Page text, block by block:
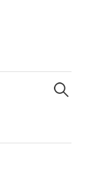
Suchen
nach: